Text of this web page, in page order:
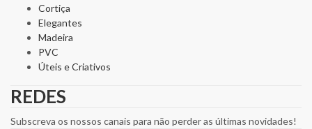
Cortiça
Elegantes
Madeira
PVC
Úteis e Criativos
REDES
Subscreva os nossos canais para não perder as últimas novidades!